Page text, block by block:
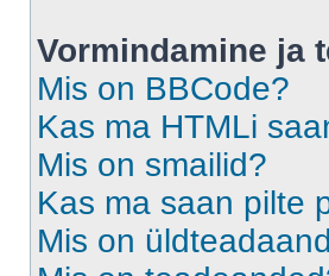
Vormindamine ja
Mis on BBCode?
Kas ma HTMLi
Mis on smailid?
Kas ma saan pilte
Mis on